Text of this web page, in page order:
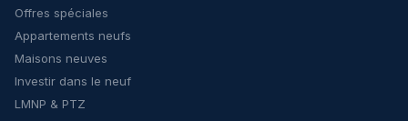
Offres spéciales
Appartements neufs
Maisons neuves
Investir dans le neuf
LMNP & PTZ